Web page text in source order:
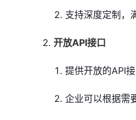
支持深度定制，
开放API接口
提供开放的API
企业可以根据需